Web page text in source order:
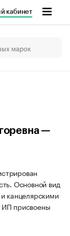
кабинет
—
Основной вид
канцелярскими
ИП присвоены